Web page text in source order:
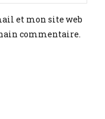
et mon site web
commentaire.